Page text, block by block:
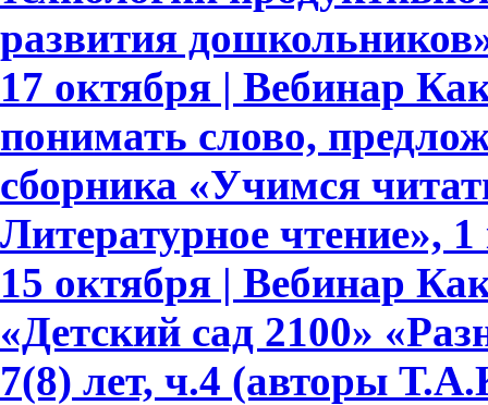
развития
17 октября | Вебинар
понимать слово,
сборника «Учимся
Литературное чтение», 1
15 октября | Вебинар
«Детский сад 2100»
7(8) лет, ч.4 (авторы